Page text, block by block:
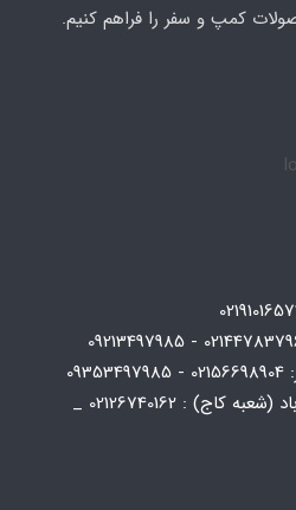
کمپ و سفر را فراهم کنیم.
دفتر تهران _ سعادت آباد (شعبه کاج) : 02126740162 _